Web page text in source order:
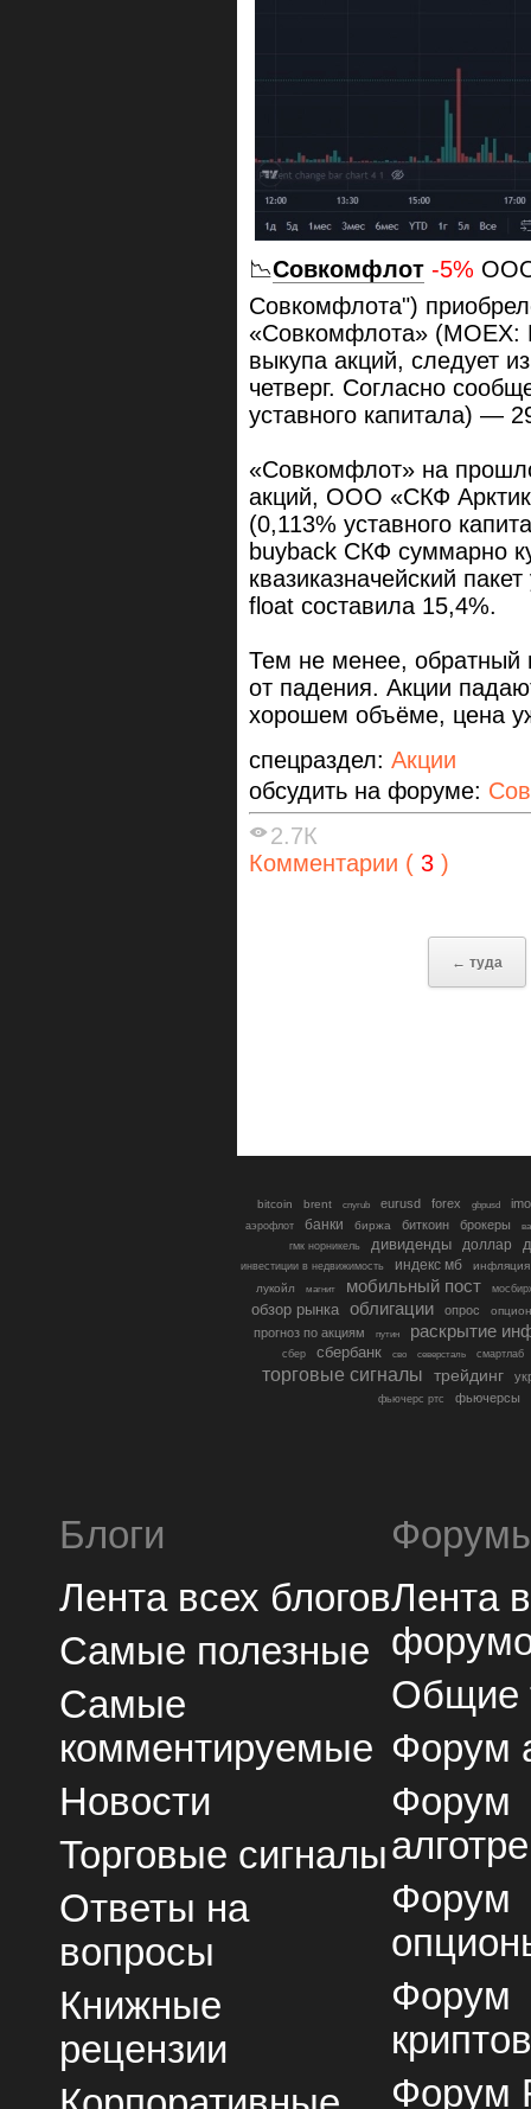
📉Совкомфлот -5% ООО
Совкомфлота")
«Совкомфлота» (MOEX:
выкупа акций, следует
четверг. Согласно
уставного капитала) —
«Совкомфлот» на
акций, ООО «СКФ
(0,113% уставного
buyback СКФ суммарно
квазиказначейский
float составила 15,4%.
Тем не менее, обратный
от падения. Акции
хорошем объёме, цена
спецраздел: Акции
обсудить на форуме:
2.7К
Комментарии ( 3 )
← туда
bitcoin brent cnyrub eurusd forex gbpusd
аэрофлот банки биржа биткоин брокеры
гмк норникель
дивиденды доллар
инвестиции в недвижимость индекс мб
инфляция
лукойл
магнит мобильный пост
обзор рынка облигации опрос
прогноз по акциям путин раскрытие
сбер сбербанк сво северсталь смартлаб
торговые сигналы трейдинг
фьючерс ртс фьючерсы
Блоги
Лента всех блогов
Самые полезные
Самые
комментируемые
Новости
Торговые сигналы
Ответы на
вопросы
Книжные
рецензии
Лента
Общие
Форум
Форум
Форум
Форум
Форум